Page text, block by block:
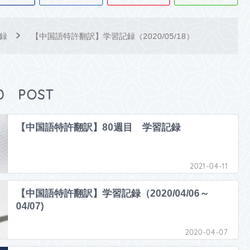
【中国語特許翻訳】学習記録（2020/05/18）
POST
【中国語特許翻訳】80週目 学習記録
2021-04-11
【中国語特許翻訳】学習記録（2020/04/06～
04/07)
2020-04-07